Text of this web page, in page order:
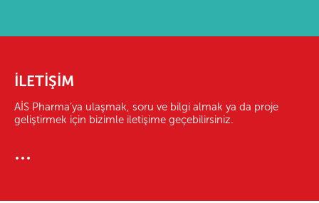
İLETİŞİM
AİS Pharma’ya ulaşmak, soru ve bilgi almak ya da proje
geliştirmek için bizimle iletişime geçebilirsiniz.
...